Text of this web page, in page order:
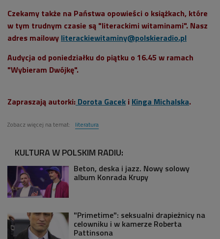
Czekamy także na Państwa opowieści o książkach, które
w tym trudnym czasie są "literackimi witaminami". Nasz
adres mailowy literackiewitaminy@polskieradio.pl
Audycja od poniedziałku do piątku o 16.45 w ramach
"Wybieram Dwójkę".
Zapraszają autorki: Dorota Gacek i Kinga Michalska.
Zobacz więcej na temat: literatura
KULTURA W POLSKIM RADIU:
Beton, deska i jazz. Nowy solowy
album Konrada Krupy
"Primetime": seksualni drapieżnicy na
celowniku i w kamerze Roberta
Pattinsona